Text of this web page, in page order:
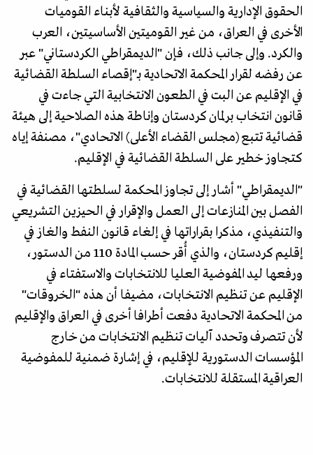
الحقوق الإدارية والسياسية والثقافية لأبناء القوميات
الأخرى في العراق، من غير القوميتين الأساسيتين، العرب
والكرد. وإلى جانب ذلك، فإن "الديمقراطي الكردستاني" عبر
عن رفضه لقرار المحكمة الاتحادية بـ"إقصاء السلطة القضائية
في الإقليم عن البت في الطعون الانتخابية التي جاءت في
قانون انتخاب برلمان كردستان وإناطة هذه الصلاحية إلى هيئة
قضائية تتبع (مجلس القضاء الأعلى) الاتحادي"، مصنفة إياه
كتجاوز خطير على السلطة القضائية في الإقليم.
"الديمقراطي" أشار إلى تجاوز المحكمة لسلطتها القضائية في
الفصل بين المنازعات إلى العمل والإقرار في الحيزين التشريعي
والتنفيذي، مذكرا بقراراتها في إلغاء قانون النفط والغاز في
إقليم كردستان، والذي أُقر حسب المادة 110 من الدستور،
ورفعها ليد المفوضية العليا للانتخابات والاستفتاء في
الإقليم عن تنظيم الانتخابات، مضيفا أن هذه "الخروقات"
من المحكمة الاتحادية دفعت أطرافا أخرى في العراق والإقليم
لأن تتصرف وتحدد آليات تنظيم الانتخابات من خارج
المؤسسات الدستورية للإقليم، في إشارة ضمنية للمفوضية
العراقية المستقلة للانتخابات.